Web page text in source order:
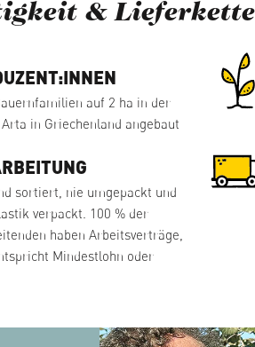
& Lieferkette
auf 2 ha in der
in Griechenland angebaut
sortiert, nie umgepackt und
verpackt. 100 % der
haben Arbeitsverträge,
Mindestlohn oder